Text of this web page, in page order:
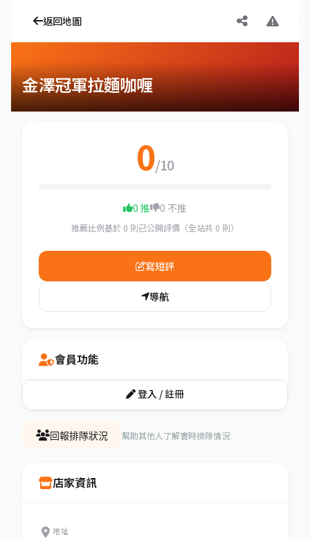
返回地圖
金澤冠軍拉麵咖喱
回報排隊狀況 幫助其他人了解實時排隊情況
店家資訊
地址
0/10
0 推 0 不推
推薦比例基於 0 則已公開評價（全站共 0 則）
寫短評
導航
會員功能
登入 / 註冊